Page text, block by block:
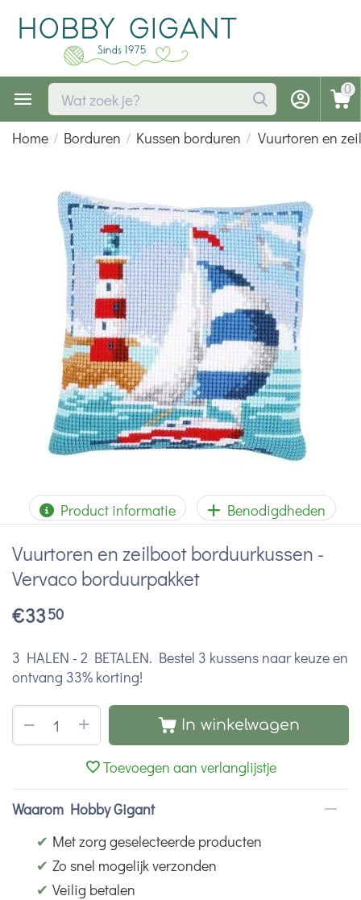
0
Home / Borduren / Kussen borduren / Vuurtoren en
Product informatie Benodigdheden
Vuurtoren en zeilboot borduurkussen -
Vervaco borduurpakket
€3350
3 HALEN - 2 BETALEN. Bestel 3 kussens naar keuze en
ontvang 33% korting!
+
− In winkelwagen
Toevoegen aan verlanglijstje
Waarom Hobby Gigant
✔ Met zorg geselecteerde producten
✔ Zo snel mogelijk verzonden
✔ Veilig betalen